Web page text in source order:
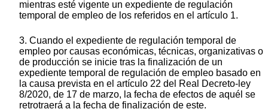
mientras esté vigente un expediente de regulación
temporal de empleo de los referidos en el artículo 1.
3. Cuando el expediente de regulación temporal de
empleo por causas económicas, técnicas, organizativas o
de producción se inicie tras la finalización de un
expediente temporal de regulación de empleo basado en
la causa prevista en el artículo 22 del Real Decreto-ley
8/2020, de 17 de marzo, la fecha de efectos de aquél se
retrotraerá a la fecha de finalización de este.